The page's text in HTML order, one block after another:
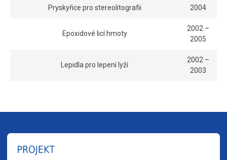
Pryskyřice pro stereolitografii 2004
Epoxidové licí hmoty
2002 –
2005
Lepidla pro lepení lyží
2002 –
2003